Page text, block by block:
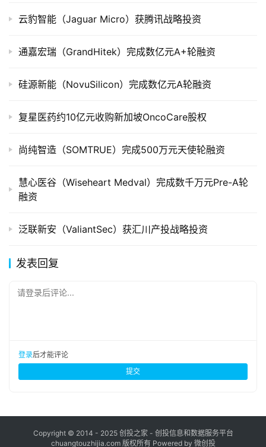
据
创
学
云豹智能（Jaguar Micro）获腾讯战略投资
通嘉宏瑞（GrandHitek）完成数亿元A+轮融资
硅源新能（NovuSilicon）完成数亿元A轮融资
复星医药约10亿元收购新加坡OncoCare股权
尚纯智造（SOMTRUE）完成500万元天使轮融资
慧心医谷（Wiseheart Medval）完成数千万元Pre-A轮
融资
泛联新安（ValiantSec）获汇川产投战略投资
发表回复
请登录后评论...
登录后才能评论
提交
Copyright © 2014 - 2025 创投之家 - 创投信息和数据服务平台
chuangtouzhijia.com 版权所有 Powered by 微创投